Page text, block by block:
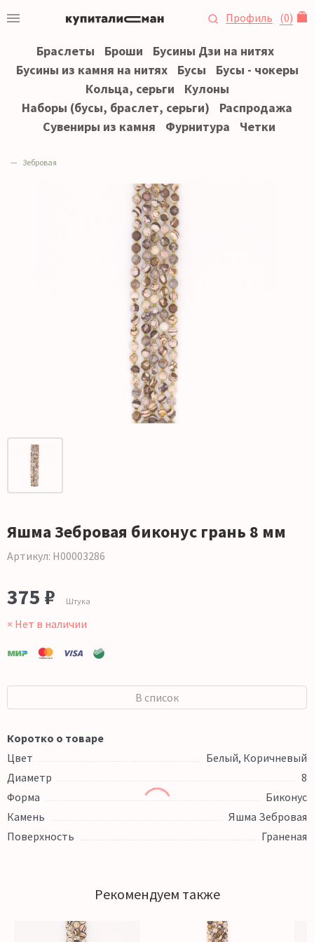
Профиль (0)
Браслеты Броши
Бусины Дзи на нитях
Бусины из камня на нитях
Бусы
Бусы - чокеры
Кольца, серьги
Кулоны
Наборы (бусы, браслет, серьги)
Распродажа
Сувениры из камня
Фурнитура Четки
Зебровая
Яшма Зебровая биконус грань 8 мм
Артикул: Н00003286
375 ₽ Штука
× Нет в наличии
В список
Коротко о товаре
Цвет
Белый, Коричневый
Диаметр
8
Форма
Биконус
Камень
Яшма Зебровая
Поверхность
Граненая
Рекомендуем также